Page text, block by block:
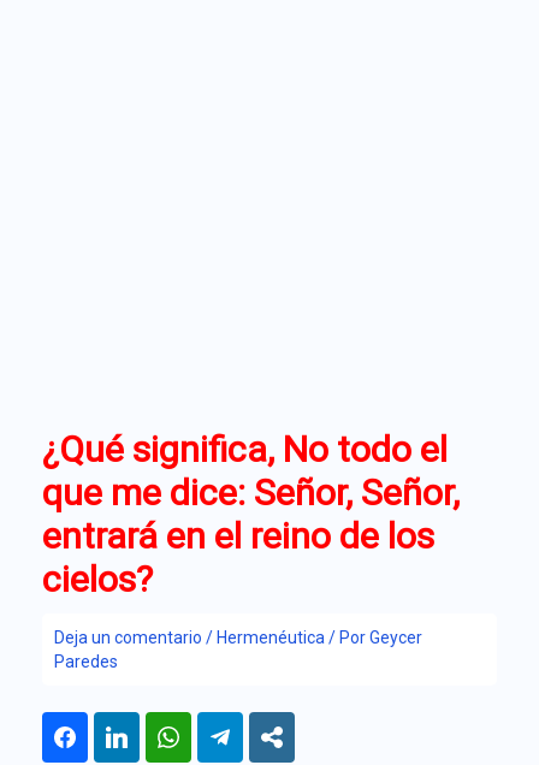
¿Qué significa, No todo el
que me dice: Señor, Señor,
entrará en el reino de los
cielos?
Deja un comentario / Hermenéutica / PorGeycer
Paredes